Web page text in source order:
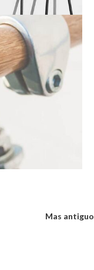
Mas antiguo